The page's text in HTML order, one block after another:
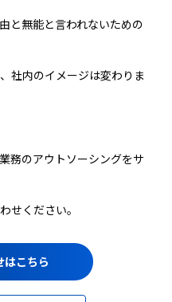
と無能と言われないための
社内のイメージは変わりま
務のアウトソーシングをサ
せください。
はこちら